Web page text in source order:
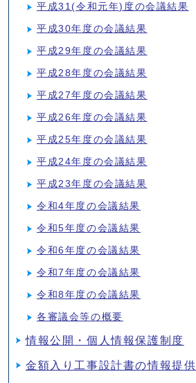
平成31(令和元年)度の会議結果
平成30年度の会議結果
平成29年度の会議結果
平成28年度の会議結果
平成27年度の会議結果
平成26年度の会議結果
平成25年度の会議結果
平成24年度の会議結果
平成23年度の会議結果
令和4年度の会議結果
令和5年度の会議結果
令和6年度の会議結果
令和7年度の会議結果
令和8年度の会議結果
各審議会等の概要
情報公開・個人情報保護制度
金額入り工事設計書の情報提供